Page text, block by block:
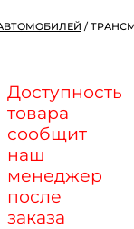
/
Доступность
товара
сообщит
наш
менеджер
после
заказа